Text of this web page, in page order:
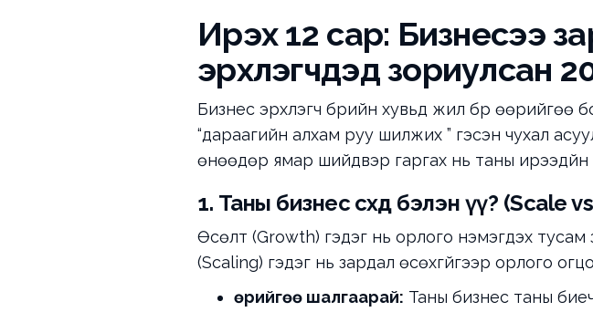
Ирэх 12 сар: Бизнесээ
эрхлэгчдэд зориулсан
Бизнес эрхлэгч бүрийн хувьд жил бүр өөрийгөө
“дараагийн алхам руу шилжих үү” гэсэн чухал
өнөөдөр ямар шийдвэр гаргах нь таны
1. Таны бизнес өсөхөд бэлэн үү? (Scale
Өсөлт (Growth) гэдэг нь орлого нэмэгдэх
(Scaling) гэдэг нь зардал өсөхгүйгээр орлого
Өөрийгөө шалгаарай: Таны бизнес таны